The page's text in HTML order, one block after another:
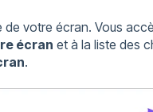
votre écran. Vous
écran et à la liste des
.